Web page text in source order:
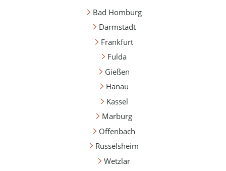
Bad Homburg
Darmstadt
Frankfurt
Fulda
Gießen
Hanau
Kassel
Marburg
Offenbach
Rüsselsheim
Wetzlar